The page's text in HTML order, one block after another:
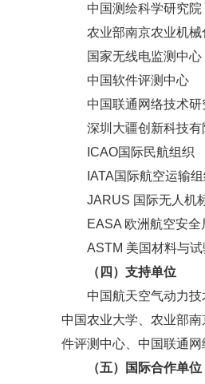
中国测绘科学研究院
农业部南京农业机械
国家无线电监测中心
中国软件评测中心
中国联通网络技术研
深圳大疆创新科技有
ICAO国际民航组织
IATA国际航空运输
JARUS 国际无人机
EASA 欧洲航空安全
ASTM 美国材料与试
（四）支持单位
中国航天空气动力
中国农业大学、农业部
件评测中心、中国联通网
（五）国际合作单位